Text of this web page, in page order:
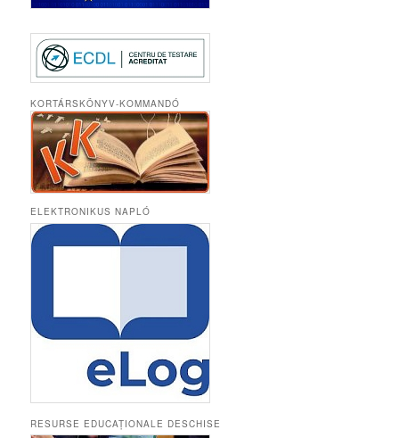
KORTÁRSKÖNYV-KOMMANDÓ
ELEKTRONIKUS NAPLÓ
RESURSE EDUCAȚIONALE DESCHISE